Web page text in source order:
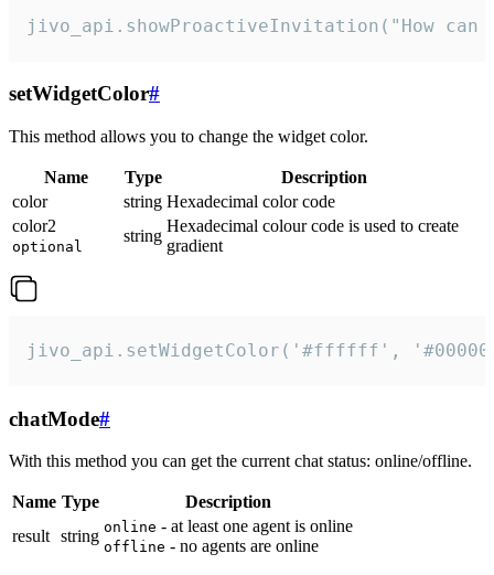
jivo_api.showProactiveInvitation("How
setWidgetColor#
This method allows you to change the widget color.
Name Type
Description
color
string Hexadecimal color code
color2
optional
string
Hexadecimal colour code is used to create
gradient
jivo_api.setWidgetColor('#ffffff',
chatMode#
With this method you can get the current chat status: online/offline.
Name Type
Description
result string online - at least one agent is online
offline - no agents are online